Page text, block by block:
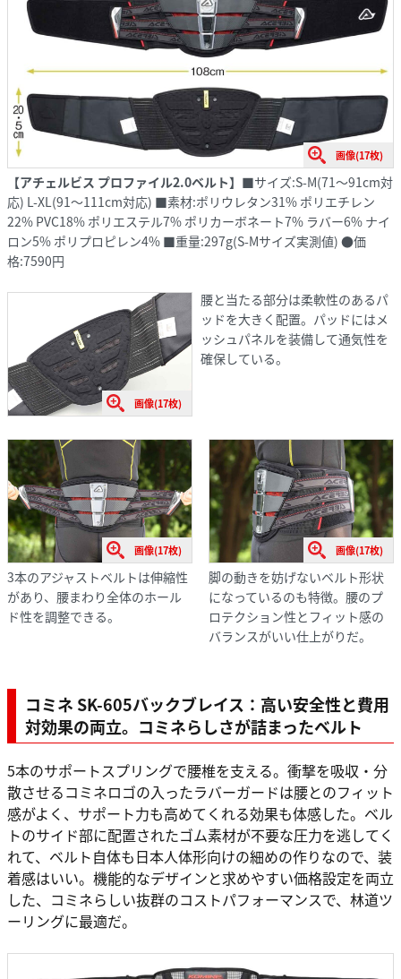
画像(17枚)
【アチェルビス プロファイル2.0ベルト】 ■サイズ:S-M(71〜91cm対
応) L-XL(91〜111cm対応) ■素材:ポリウレタン31% ポリエチレン
22% PVC18% ポリエステル7% ポリカーボネート7% ラバー6% ナイ
ロン5% ポリプロピレン4% ■重量:297g(S-Mサイズ実測値) ●価
格:7590円
画像(17枚)
腰と当たる部分は柔軟性のあるパ
ッドを大きく配置。パッドにはメ
ッシュパネルを装備して通気性を
確保している。
画像(17枚)
3本のアジャストベルトは伸縮性
があり、腰まわり全体のホール
ド性を調整できる。
画像(17枚)
脚の動きを妨げないベルト形状
になっているのも特徴。腰のプ
ロテクション性とフィット感の
バランスがいい仕上がりだ。
コミネ SK-605バックブレイス：高い安全性と費用
対効果の両立。コミネらしさが詰まったベルト
5本のサポートスプリングで腰椎を支える。衝撃を吸収・分
散させるコミネロゴの入ったラバーガードは腰とのフィット
感がよく、サポート力も高めてくれる効果も体感した。ベル
トのサイド部に配置されたゴム素材が不要な圧力を逃してく
れて、ベルト自体も日本人体形向けの細めの作りなので、装
着感はいい。機能的なデザインと求めやすい価格設定を両立
した、コミネらしい抜群のコストパフォーマンスで、林道ツ
ーリングに最適だ。